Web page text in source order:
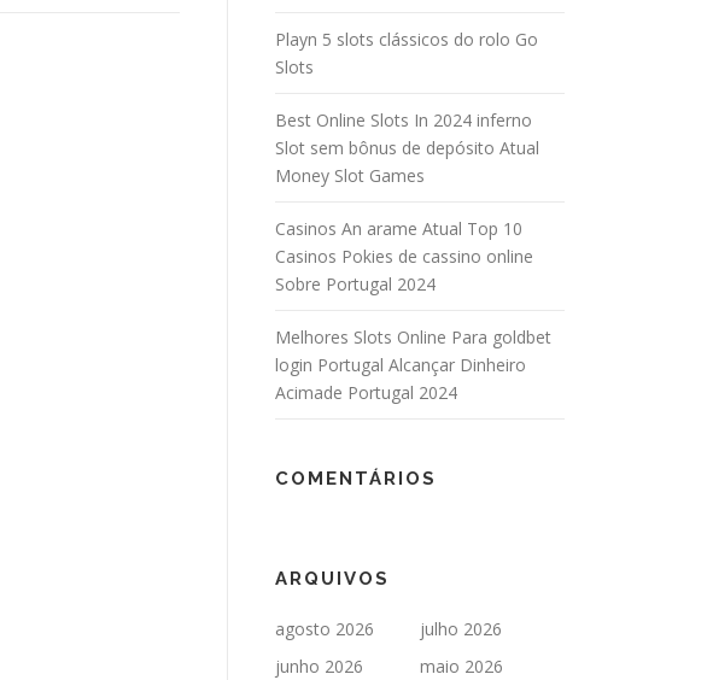
Playn 5 slots clássicos do rolo Go
Slots
Best Online Slots In 2024 inferno
Slot sem bônus de depósito Atual
Money Slot Games
Casinos An arame Atual Top 10
Casinos Pokies de cassino online
Sobre Portugal 2024
Melhores Slots Online Para goldbet
login Portugal Alcançar Dinheiro
Acimade Portugal 2024
COMENTÁRIOS
ARQUIVOS
agosto 2026
julho 2026
junho 2026
maio 2026